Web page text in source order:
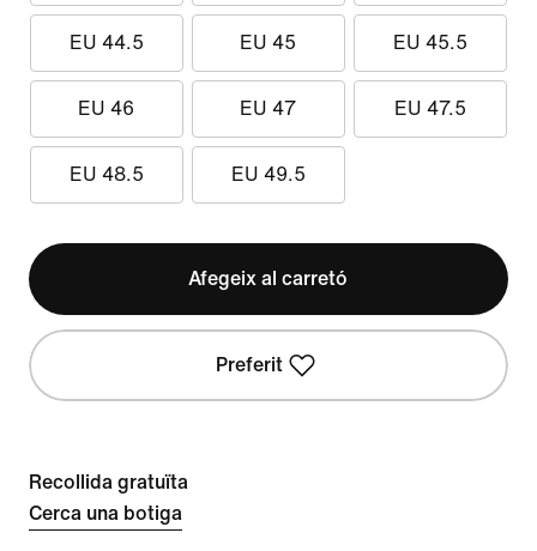
EU 44.5 EU 45 EU 45.5
EU 46 EU 47 EU 47.5
EU 48.5 EU 49.5
Afegeix al carretó
Preferit
Recollida gratuïta
Cerca una botiga